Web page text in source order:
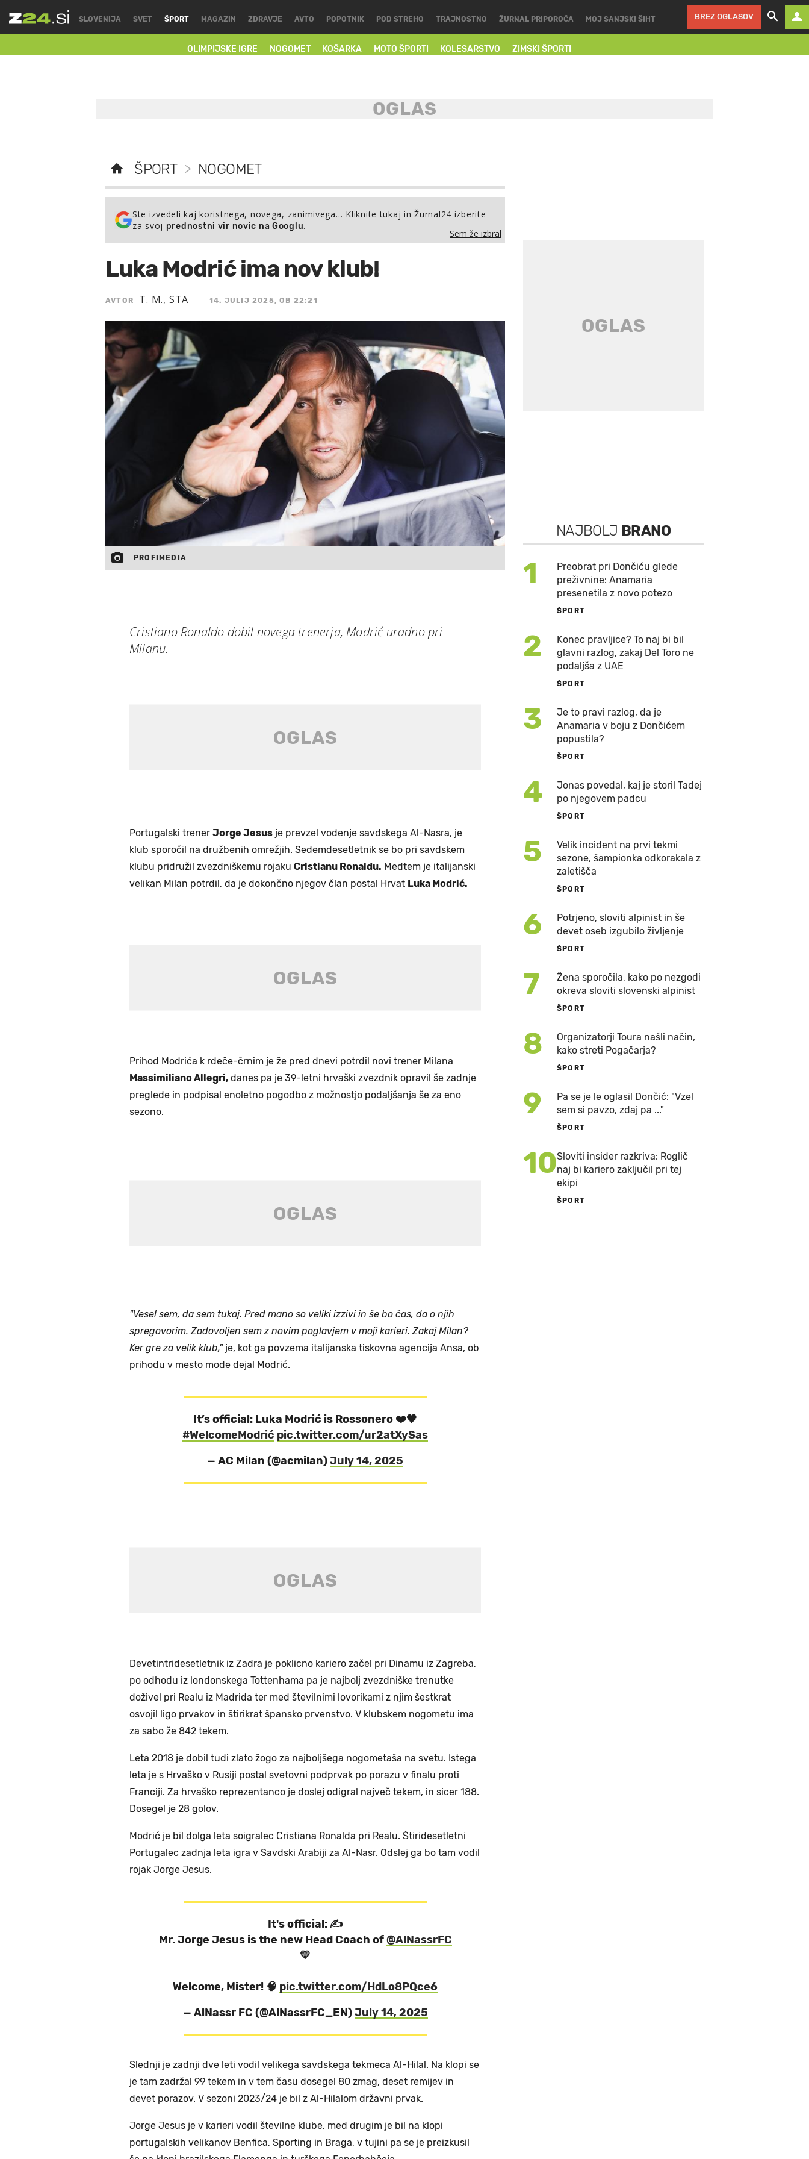
SLOVENIJA SVET ŠPORT
OLIMPIJSKE IGRE NOGOMET KOŠARKA MOTO ŠPORTI KOLESARSTVO ZIMSKI ŠPORTI
MAGAZIN ZDRAVJE AVTO POPOTNIK POD STREHO TRAJNOSTNO ŽURNAL PRIPOROČA MOJ SANJSKI ŠIHT BREZ OGLASOV
ŠPORT > NOGOMET
Ste izvedeli kaj koristnega, novega, zanimivega… Kliknite tukaj in Žurnal24 izberite
za svoj prednostni vir novic na Googlu.
Sem že izbral
Luka Modrić ima nov klub!
AVTOR T. M., STA 14. JULIJ 2025, OB 22:21
PROFIMEDIA
Cristiano Ronaldo dobil novega trenerja, Modrić uradno pri
Milanu.
Portugalski trener Jorge Jesus je prevzel vodenje savdskega Al-Nasra, je
klub sporočil na družbenih omrežjih. Sedemdesetletnik se bo pri savdskem
klubu pridružil zvezdniškemu rojaku Cristianu Ronaldu. Medtem je italijanski
velikan Milan potrdil, da je dokončno njegov član postal Hrvat Luka Modrić.
Prihod Modrića k rdeče-črnim je že pred dnevi potrdil novi trener Milana
Massimiliano Allegri, danes pa je 39-letni hrvaški zvezdnik opravil še zadnje
preglede in podpisal enoletno pogodbo z možnostjo podaljšanja še za eno
sezono.
"Vesel sem, da sem tukaj. Pred mano so veliki izzivi in še bo čas, da o njih
spregovorim. Zadovoljen sem z novim poglavjem v moji karieri. Zakaj Milan?
Ker gre za velik klub,"je, kot ga povzema italijanska tiskovna agencija Ansa, ob
prihodu v mesto mode dejal Modrić.
It’s official: Luka Modrić is Rossonero ❤️🖤
#WelcomeModrić pic.twitter.com/ur2atXySas
— AC Milan (@acmilan)July 14, 2025
Devetintridesetletnik iz Zadra je poklicno kariero začel pri Dinamu iz Zagreba,
po odhodu iz londonskega Tottenhama pa je najbolj zvezdniške trenutke
doživel pri Realu iz Madrida ter med številnimi lovorikami z njim šestkrat
osvojil ligo prvakov in štirikrat špansko prvenstvo. V klubskem nogometu ima
za sabo že 842 tekem.
Leta 2018 je dobil tudi zlato žogo za najboljšega nogometaša na svetu. Istega
leta je s Hrvaško v Rusiji postal svetovni podprvak po porazu v finalu proti
Franciji. Za hrvaško reprezentanco je doslej odigral največ tekem, in sicer 188.
Dosegel je 28 golov.
Modrić je bil dolga leta soigralec Cristiana Ronalda pri Realu. Štiridesetletni
Portugalec zadnja leta igra v Savdski Arabiji za Al-Nasr. Odslej ga bo tam vodil
rojak Jorge Jesus.
It's official: ✍️
Mr. Jorge Jesus is the new Head Coach of@AlNassrFC
💛
Welcome, Mister! 🧠 pic.twitter.com/HdLo8PQce6
— AlNassr FC (@AlNassrFC_EN)July 14, 2025
Slednji je zadnji dve leti vodil velikega savdskega tekmeca Al-Hilal. Na klopi se
je tam zadržal 99 tekem in v tem času dosegel 80 zmag, deset remijev in
devet porazov. V sezoni 2023/24 je bil z Al-Hilalom državni prvak.
Jorge Jesus je v karieri vodil številne klube, med drugim je bil na klopi
portugalskih velikanov Benfica, Sporting in Braga, v tujini pa se je preizkusil
NAJBOLJ BRANO
1
Preobrat pri Dončiću glede
preživnine: Anamaria
presenetila z novo potezo
ŠPORT
2
Konec pravljice? To naj bi bil
glavni razlog, zakaj Del Toro ne
podaljša z UAE
ŠPORT
3
Je to pravi razlog, da je
Anamaria v boju z Dončićem
popustila?
ŠPORT
4
Jonas povedal, kaj je storil Tadej
po njegovem padcu
ŠPORT
5
Velik incident na prvi tekmi
sezone, šampionka odkorakala z
zaletišča
ŠPORT
6
Potrjeno, sloviti alpinist in še
devet oseb izgubilo življenje
ŠPORT
7
Žena sporočila, kako po nezgodi
okreva sloviti slovenski alpinist
ŠPORT
8
Organizatorji Toura našli način,
kako streti Pogačarja?
ŠPORT
9
Pa se je le oglasil Dončić: "Vzel
sem si pavzo, zdaj pa ..."
ŠPORT
10Sloviti insider razkriva: Roglič
naj bi kariero zaključil pri tej
ekipi
ŠPORT